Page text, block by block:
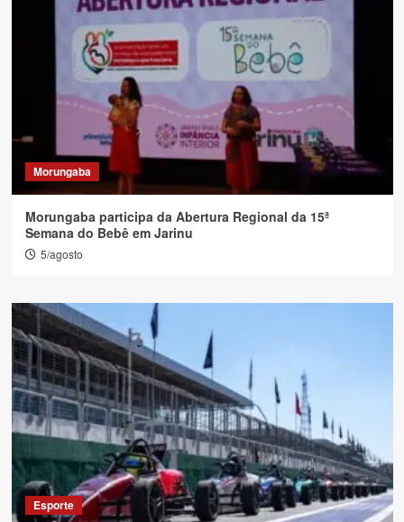
Morungaba
Morungaba participa da Abertura Regional da 15ª
Semana do Bebê em Jarinu
5/agosto
Esporte